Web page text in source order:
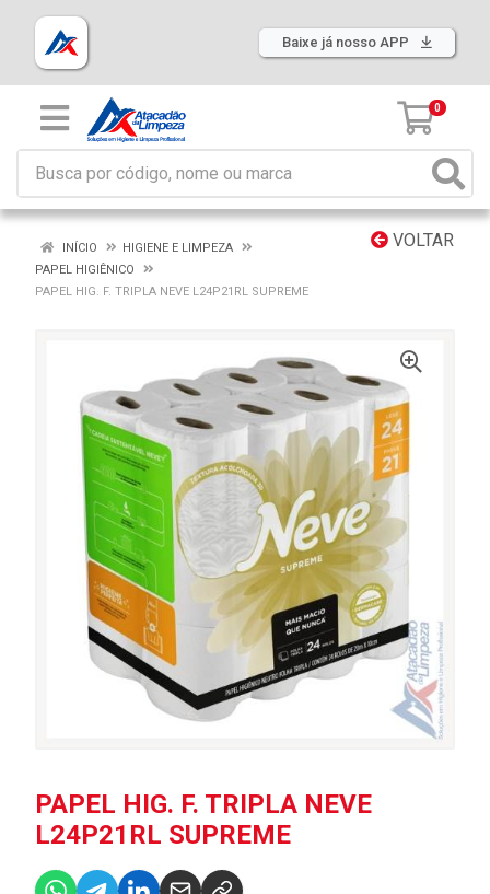
Baixe já nosso APP
0
VOLTAR
INÍCIO
HIGIENE E LIMPEZA
PAPEL HIGIÊNICO
PAPEL HIG. F. TRIPLA NEVE L24P21RL SUPREME
PAPEL HIG. F. TRIPLA NEVE
L24P21RL SUPREME